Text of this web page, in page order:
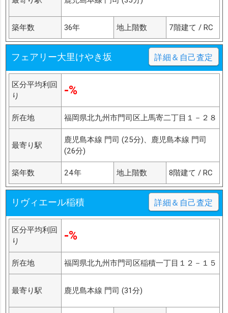
築年数 36年 地上階数 7階建て / RC
フェアリー大里けやき坂 詳細＆自己査定
区分平均利回
り
-%
所在地 福岡県北九州市門司区上馬寄二丁目１－２８
最寄り駅
鹿児島本線 門司 (25分)、鹿児島本線 門司
(26分)
築年数 24年 地上階数 8階建て / RC
リヴィエール稲積 詳細＆自己査定
区分平均利回
り
-%
所在地 福岡県北九州市門司区稲積一丁目１２－１５
最寄り駅 鹿児島本線 門司 (31分)